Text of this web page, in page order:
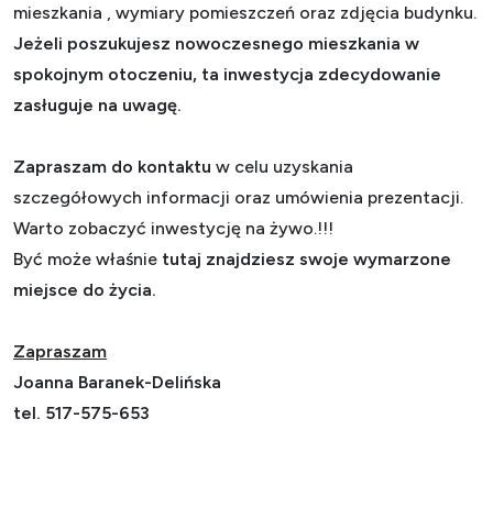
mieszkania , wymiary pomieszczeń oraz zdjęcia budynku.
Jeżeli poszukujesz nowoczesnego mieszkania w
spokojnym otoczeniu, ta inwestycja zdecydowanie
zasługuje na uwagę.
Zapraszam do kontaktu w celu uzyskania
szczegółowych informacji oraz umówienia prezentacji.
Warto zobaczyć inwestycję na żywo.!!!
Być może właśnie tutaj znajdziesz swoje wymarzone
miejsce do życia.
Zapraszam
Joanna Baranek-Delińska
tel. 517-575-653